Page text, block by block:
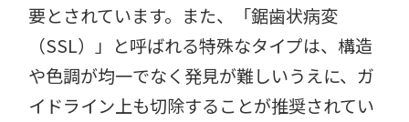
要とされています。また、「鋸歯状病変
（SSL）」と呼ばれる特殊なタイプは、構造
や色調が均一でなく発見が難しいうえに、ガ
イドライン上も切除することが推奨されてい